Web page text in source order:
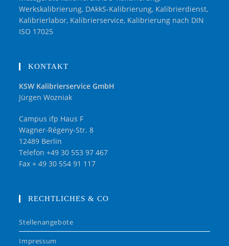
Werkskalibrierung, DAkkS-Kalibrierung, Kalibrierdienst,
Kalibrierlabor, Kalibrierservice, Kalibrierung nach DIN
ISO 17025
KONTAKT
KSW Kalibrierservice GmbH
Jürgen Wozniak
Campus ifp Haus F
Wagner-Régeny-Str. 8
12489 Berlin
Telefon +49 30 553 97 467
Fax + 49 30 554 91 117
RECHTLICHES & CO
Stellenangebote
Impressum